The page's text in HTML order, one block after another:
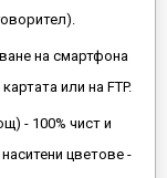
на смартфона
или на FTP.
- 100% чист и
цветове -